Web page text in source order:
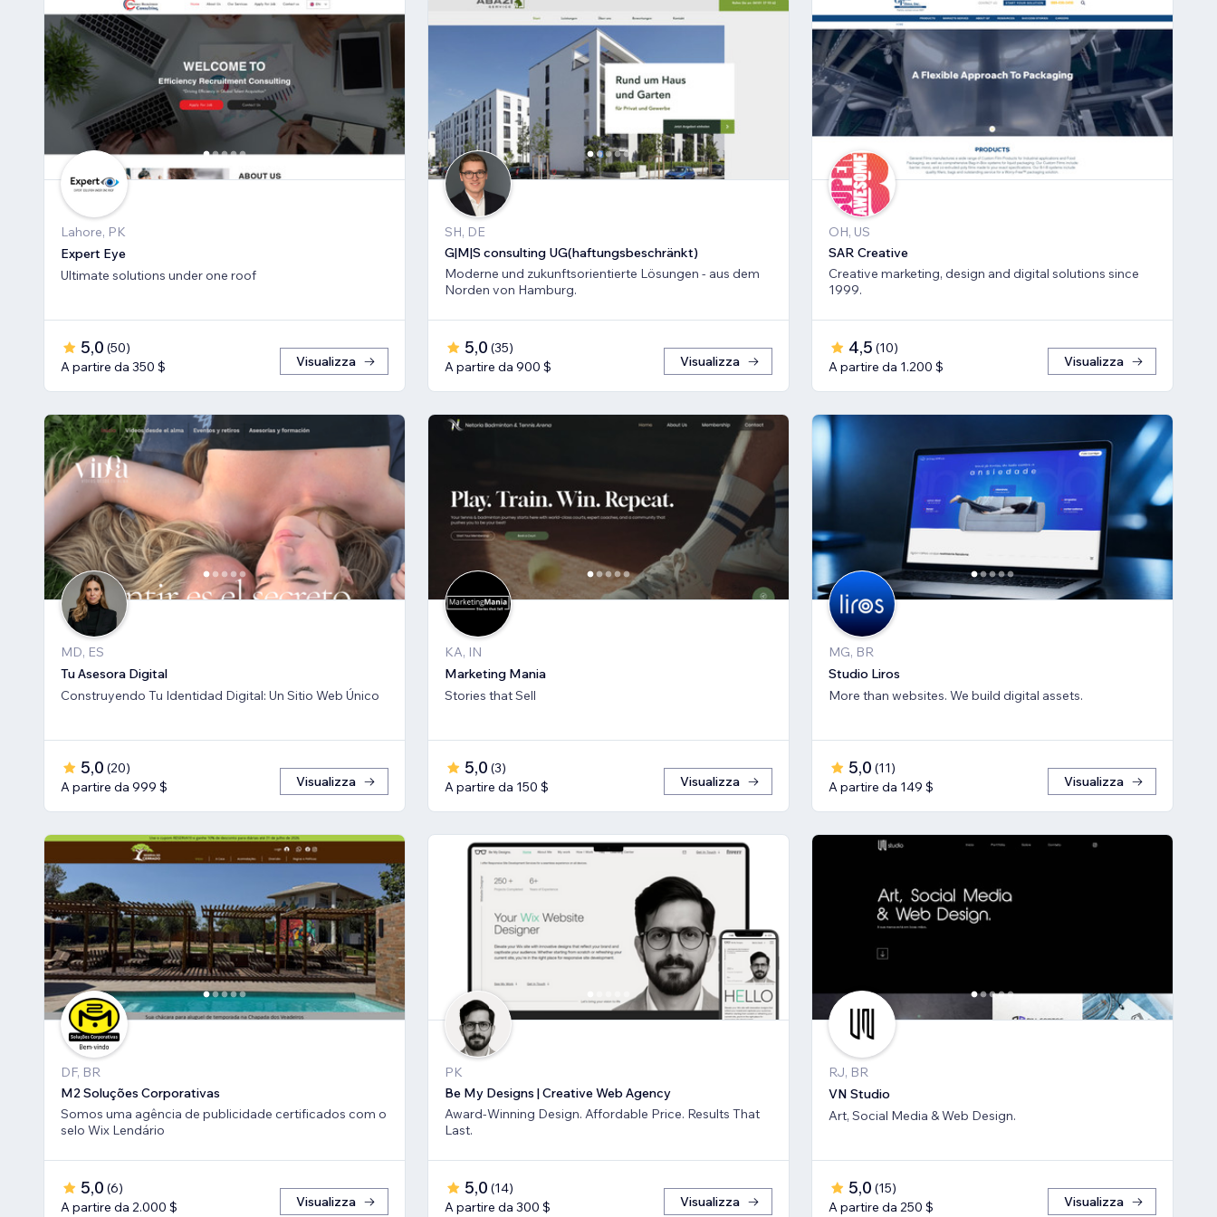
Lahore, PK
Expert Eye
Ultimate solutions under one roof
5,0 (50)
A partire da 350 $
Visualizza
SH, DE
G|M|S consulting UG(haftungsbeschränkt)
Moderne und zukunftsorientierte Lösungen - aus dem
Norden von Hamburg.
5,0 (35)
A partire da 900 $
Visualizza
OH, US
SAR Creative
Creative marketing, design and digital solutions since
1999.
4,5 (10)
A partire da 1.200 $
Visualizza
MD, ES
Tu Asesora Digital
Construyendo Tu Identidad Digital: Un Sitio Web Único
5,0 (20)
A partire da 999 $
Visualizza
KA, IN
Marketing Mania
Stories that Sell
5,0 (3)
A partire da 150 $
Visualizza
MG, BR
Studio Liros
More than websites. We build digital assets.
5,0 (11)
A partire da 149 $
Visualizza
DF, BR
M2 Soluções Corporativas
Somos uma agência de publicidade certificados com o
selo Wix Lendário
5,0 (6)
A partire da 2.000 $
Visualizza
PK
Be My Designs | Creative Web Agency
Award-Winning Design. Affordable Price. Results That
Last.
5,0 (14)
A partire da 300 $
Visualizza
RJ, BR
VN Studio
Art, Social Media & Web Design.
5,0 (15)
A partire da 250 $
Visualizza